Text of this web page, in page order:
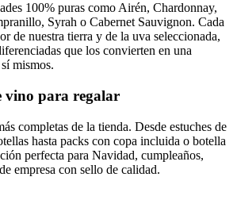
100% puras como Airén, Chardonnay,
Syrah o Cabernet Sauvignon. Cada
de nuestra tierra y de la uva seleccionada,
que los convierten en una
mismos.
vino para regalar
completas de la tienda. Desde estuches de
hasta packs con copa incluida o botella
perfecta para Navidad, cumpleaños,
empresa con sello de calidad.